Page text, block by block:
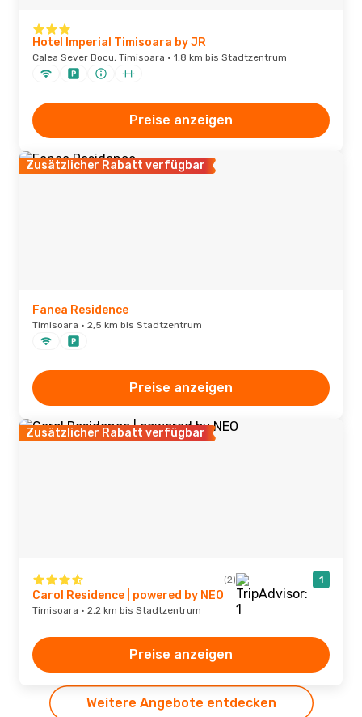
Hotel Imperial Timisoara by JR
Calea Sever Bocu, Timisoara · 1,8 km bis Stadtzentrum
Preise anzeigen
Zusätzlicher Rabatt verfügbar
Fanea Residence
Timisoara · 2,5 km bis Stadtzentrum
Preise anzeigen
Zusätzlicher Rabatt verfügbar
(2) 1
Carol Residence | powered by NEO
Timisoara · 2,2 km bis Stadtzentrum
Preise anzeigen
Weitere Angebote entdecken